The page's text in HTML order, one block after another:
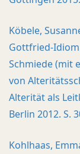
Köbele,
Gottfried-
Schmiede (mit
von
Alterität als
Berlin 2012. S.
Kohlhaas,